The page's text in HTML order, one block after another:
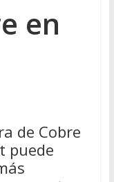
en
de Cobre
puede